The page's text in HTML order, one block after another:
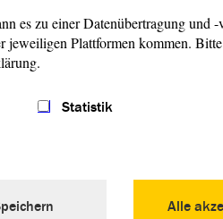
Vizepräsidenten vor.
die Mehrheit der
es zu einer Datenübertragung und -
jeweiligen Plattformen kommen.
Statistik
Alle